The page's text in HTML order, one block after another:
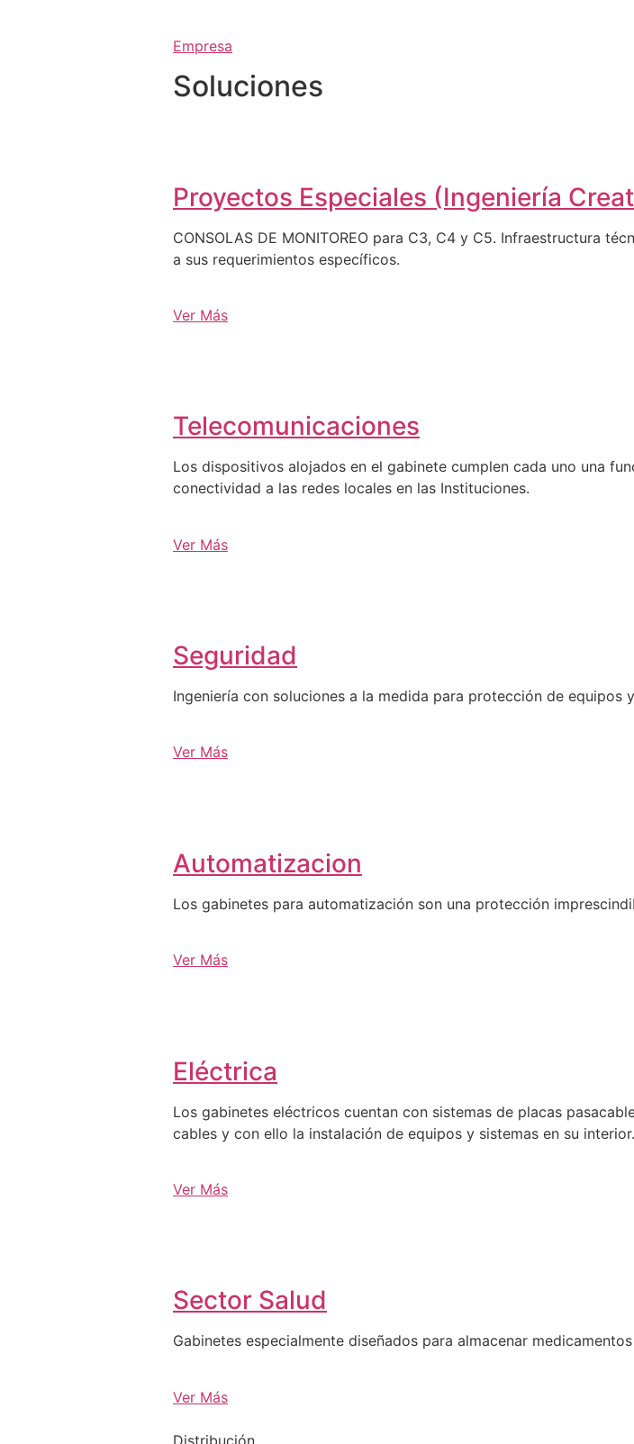
Empresa
Soluciones
Proyectos Especiales (Ingeniería
CONSOLAS DE MONITOREO para C3, C4 y C5. Infraestructura
a sus requerimientos específicos.
Ver Más
Telecomunicaciones
Los dispositivos alojados en el gabinete cumplen cada uno una
conectividad a las redes locales en las Instituciones.
Ver Más
Seguridad
Ingeniería con soluciones a la medida para protección de equipos
Ver Más
Automatizacion
Los gabinetes para automatización son una protección
Ver Más
Eléctrica
Los gabinetes eléctricos cuentan con sistemas de placas
cables y con ello la instalación de equipos y sistemas en su interior.
Ver Más
Sector Salud
Gabinetes especialmente diseñados para almacenar
Ver Más
Distribución